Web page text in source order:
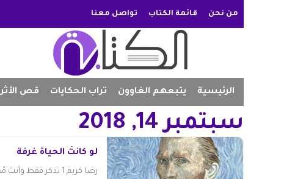
من نحن قائمة الكتاب تواصل معنا
الرئيسية يتبعهم الغاوون تراب الحكايات قص الأثر
سبتمبر 14, 2018
لو كانتْ الحياةُ غرفةً
رضا كريم 1 تذكر فقط وأنتَ مُغمضُ العينينِ...